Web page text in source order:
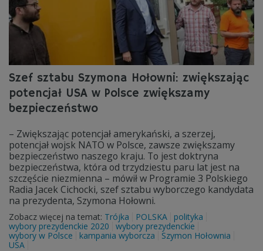
Szef sztabu Szymona Hołowni: zwiększając
potencjał USA w Polsce zwiększamy
bezpieczeństwo
– Zwiększając potencjał amerykański, a szerzej,
potencjał wojsk NATO w Polsce, zawsze zwiększamy
bezpieczeństwo naszego kraju. To jest doktryna
bezpieczeństwa, która od trzydziestu paru lat jest na
szczęście niezmienna – mówił w Programie 3 Polskiego
Radia Jacek Cichocki, szef sztabu wyborczego kandydata
na prezydenta, Szymona Hołowni.
Zobacz więcej na temat: Trójka POLSKA
polityka
wybory prezydenckie 2020
wybory prezydenckie
wybory w Polsce
kampania wyborcza
Szymon Hołownia
USA